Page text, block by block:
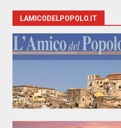
LAMICODELPOPOLO.IT